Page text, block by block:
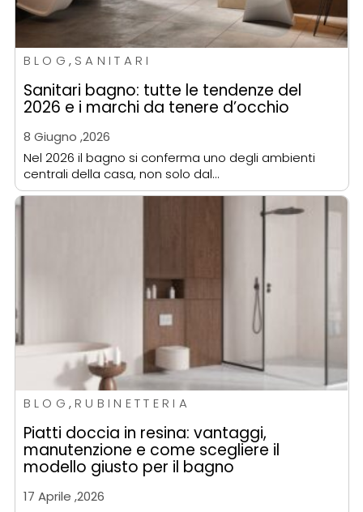
Sanitari bagno: tutte le tendenze del
2026 e i marchi da tenere d’occhio
8 Giugno ,2026
BLOG , SANITARI
Nel 2026 il bagno si conferma uno degli ambienti
centrali della casa, non solo dal…
Piatti doccia in resina: vantaggi,
manutenzione e come scegliere il
modello giusto per il bagno
17 Aprile ,2026
BLOG , RUBINETTERIA